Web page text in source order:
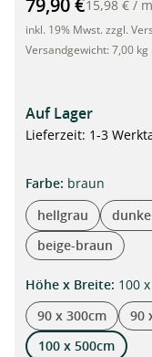
79,90 €15,98 € /
inkl. 19% Mwst. zzgl.
Versandgewicht: 7,00 kg
Auf Lager
Lieferzeit: 1-3
Farbeauswählen
: braun
hellgrau
beige-braun
Höhe x Breite: 100
90 x 300cm
90
100 x 500cm